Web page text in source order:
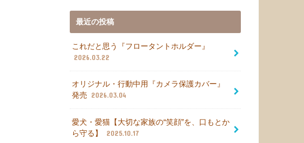
最近の投稿
これだと思う『フロータントホルダー』
2026.03.22
オリジナル・行動中用『カメラ保護カバー』
発売
2026.03.04
愛犬・愛猫【大切な家族の“笑顔”を、口もとか
ら守る】
2025.10.17